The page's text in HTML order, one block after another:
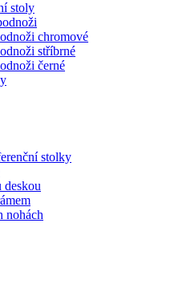
stoly
chromové
stříbrné
černé
stolky
deskou
nohách